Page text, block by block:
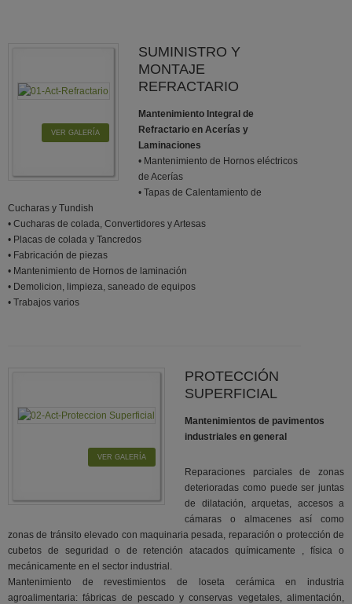
VER GALERÍA
SUMINISTRO Y
MONTAJE
REFRACTARIO
Mantenimiento Integral de
Refractario en Acerías y
Laminaciones
• Mantenimiento de Hornos eléctricos
de Acerías
• Tapas de Calentamiento de
Cucharas y Tundish
• Cucharas de colada, Convertidores y Artesas
• Placas de colada y Tancredos
• Fabricación de piezas
• Mantenimiento de Hornos de laminación
• Demolicion, limpieza, saneado de equipos
• Trabajos varios
VER GALERÍA
PROTECCIÓN
SUPERFICIAL
Mantenimientos de pavimentos
industriales en general
Reparaciones parciales de zonas
deterioradas como puede ser juntas
de dilatación, arquetas, accesos a
cámaras o almacenes así como
zonas de tránsito elevado con maquinaria pesada, reparación o protección de
cubetos de seguridad o de retención atacados químicamente , física o
mecánicamente en el sector industrial.
Mantenimiento de revestimientos de loseta cerámica en industria
agroalimentaria: fábricas de pescado y conservas vegetales, alimentación,